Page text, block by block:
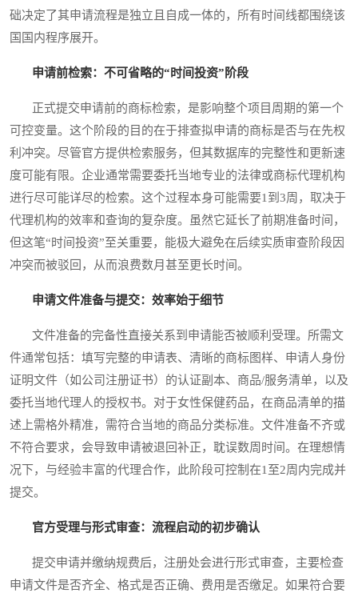
础决定了其申请流程是独立且自成一体的，所有时间线都围绕该
国国内程序展开。
申请前检索：不可省略的“时间投资”阶段
正式提交申请前的商标检索，是影响整个项目周期的第一个
可控变量。这个阶段的目的在于排查拟申请的商标是否与在先权
利冲突。尽管官方提供检索服务，但其数据库的完整性和更新速
度可能有限。企业通常需要委托当地专业的法律或商标代理机构
进行尽可能详尽的检索。这个过程本身可能需要1到3周，取决于
代理机构的效率和查询的复杂度。虽然它延长了前期准备时间，
但这笔“时间投资”至关重要，能极大避免在后续实质审查阶段因
冲突而被驳回，从而浪费数月甚至更长时间。
申请文件准备与提交：效率始于细节
文件准备的完备性直接关系到申请能否被顺利受理。所需文
件通常包括：填写完整的申请表、清晰的商标图样、申请人身份
证明文件（如公司注册证书）的认证副本、商品/服务清单，以及
委托当地代理人的授权书。对于女性保健药品，在商品清单的描
述上需格外精准，需符合当地的商品分类标准。文件准备不齐或
不符合要求，会导致申请被退回补正，耽误数周时间。在理想情
况下，与经验丰富的代理合作，此阶段可控制在1至2周内完成并
提交。
官方受理与形式审查：流程启动的初步确认
提交申请并缴纳规费后，注册处会进行形式审查，主要检查
申请文件是否齐全、格式是否正确、费用是否缴足。如果符合要